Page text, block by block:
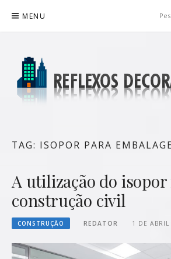
para
MENU
TAG: ISOPOR PARA
A utilização do isopor
construção civil
CONSTRUÇÃO REDATOR 1 DE